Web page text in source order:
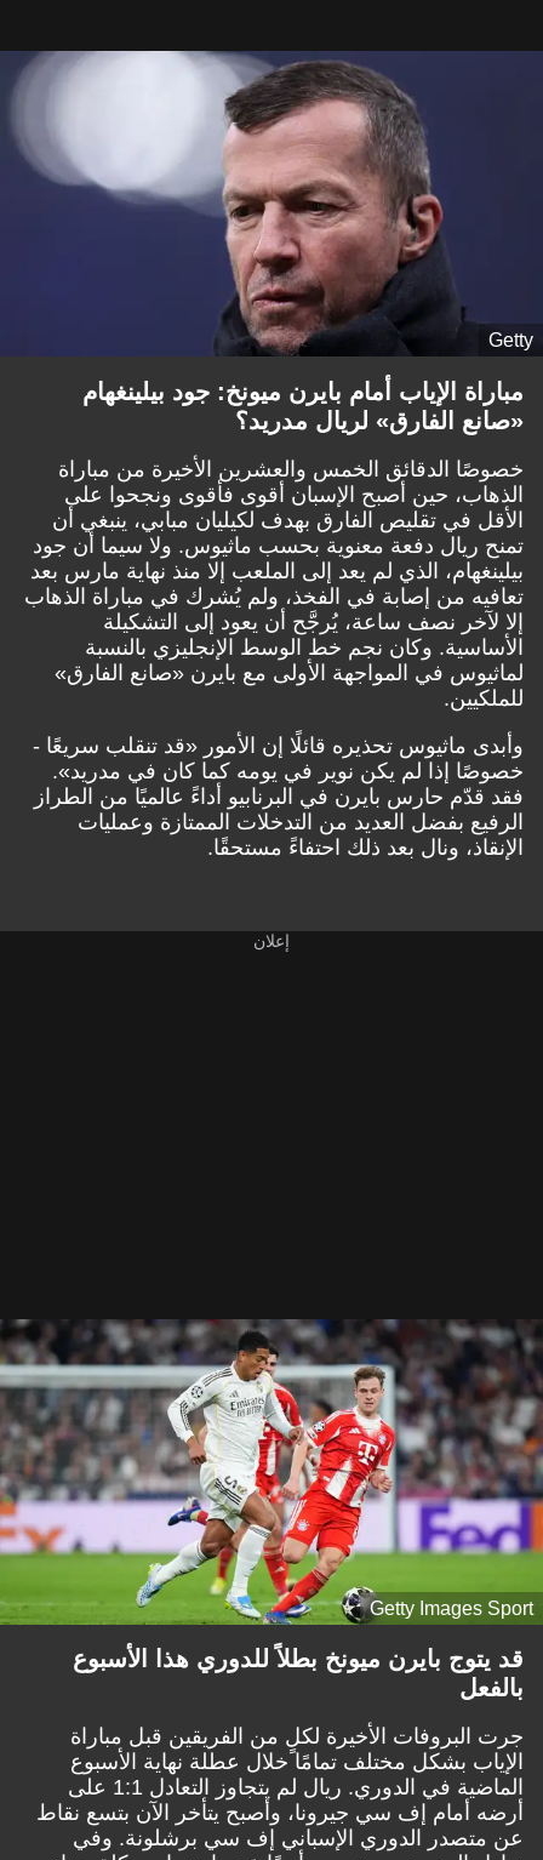
Getty
مباراة الإياب أمام بايرن ميونخ: جود بيلينغهام
«صانع الفارق» لريال مدريد؟
خصوصًا الدقائق الخمس والعشرين الأخيرة من مباراة
الذهاب، حين أصبح الإسبان أقوى فأقوى ونجحوا على
الأقل في تقليص الفارق بهدف لكيليان مبابي، ينبغي أن
تمنح ريال دفعة معنوية بحسب ماثيوس. ولا سيما أن جود
بيلينغهام، الذي لم يعد إلى الملعب إلا منذ نهاية مارس بعد
تعافيه من إصابة في الفخذ، ولم يُشرك في مباراة الذهاب
إلا لآخر نصف ساعة، يُرجَّح أن يعود إلى التشكيلة
الأساسية. وكان نجم خط الوسط الإنجليزي بالنسبة
لماثيوس في المواجهة الأولى مع بايرن «صانع الفارق»
للملكيين.
وأبدى ماثيوس تحذيره قائلًا إن الأمور «قد تنقلب سريعًا -
خصوصًا إذا لم يكن نوير في يومه كما كان في مدريد».
فقد قدّم حارس بايرن في البرنابيو أداءً عالميًا من الطراز
الرفيع بفضل العديد من التدخلات الممتازة وعمليات
الإنقاذ، ونال بعد ذلك احتفاءً مستحقًا.
Getty Images Sport
قد يتوج بايرن ميونخ بطلاً للدوري هذا الأسبوع
بالفعل
جرت البروفات الأخيرة لكلٍ من الفريقين قبل مباراة
الإياب بشكل مختلف تمامًا خلال عطلة نهاية الأسبوع
الماضية في الدوري. ريال لم يتجاوز التعادل 1:1 على
أرضه أمام إف سي جيرونا، وأصبح يتأخر الآن بتسع نقاط
عن متصدر الدوري الإسباني إف سي برشلونة. وفي